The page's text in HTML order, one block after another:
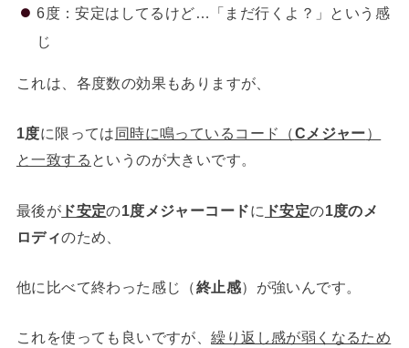
6度：安定はしてるけど…「まだ行くよ？」という感
じ
これは、各度数の効果もありますが、
1度に限っては 同時に鳴っているコード（Cメジャー）
と一致する というのが大きいです。
最後が ド安定の1度メジャーコードに ド安定の1度のメ
ロディのため、
他に比べて終わった感じ（終止感）が強いんです。
これを使っても良いですが、繰り返し感が弱くなるため